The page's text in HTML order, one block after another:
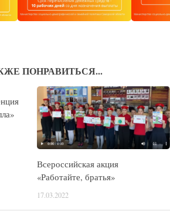
ПОНРАВИТЬСЯ...
Всероссийская акция
«Работайте, братья»
17.03.2022